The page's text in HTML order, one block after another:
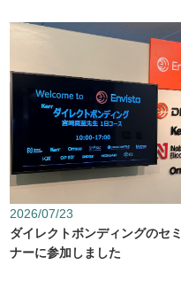
2026/07/23
ダイレクトボンディングのセミ
ナーに参加しました